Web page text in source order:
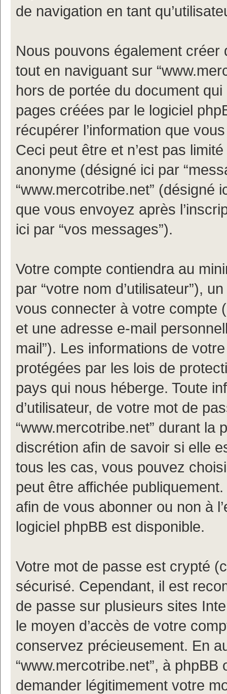
de navigation en tant
Nous pouvons également
tout en naviguant sur
hors de portée du document
pages créées par le logiciel
récupérer l’information que
Ceci peut être et n’est pas
anonyme (désigné ici par
“www.mercotribe.net” (désigné
que vous envoyez après
ici par “vos messages”).
Votre compte contiendra au
par “votre nom d’utilisateur”),
vous connecter à votre compte
et une adresse e-mail
mail”). Les informations de
protégées par les lois de
pays qui nous héberge. Toute
d’utilisateur, de votre mot de
“www.mercotribe.net” durant la
discrétion afin de savoir si elle
tous les cas, vous pouvez
peut être affichée
afin de vous abonner ou non à
logiciel phpBB est disponible.
Votre mot de passe est crypté
sécurisé. Cependant, il est
de passe sur plusieurs sites
le moyen d’accès de votre
conservez précieusement. En
“www.mercotribe.net”, à
demander légitimement votre